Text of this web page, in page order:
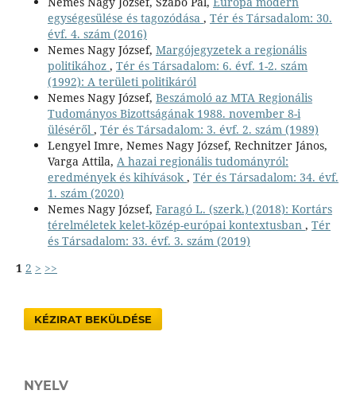
egységesülése és tagozódása , Tér és Társadalom: 30.
évf. 4. szám (2016)
Nemes Nagy József, Margójegyzetek a regionális
politikához , Tér és Társadalom: 6. évf. 1-2. szám
(1992): A területi politikáról
Nemes Nagy József, Beszámoló az MTA Regionális
Tudományos Bizottságának 1988. november 8-i
üléséről , Tér és Társadalom: 3. évf. 2. szám (1989)
Lengyel Imre, Nemes Nagy József, Rechnitzer János,
Varga Attila, A hazai regionális tudományról:
eredmények és kihívások , Tér és Társadalom: 34. évf.
1. szám (2020)
Nemes Nagy József, Faragó L. (szerk.) (2018): Kortárs
térelméletek kelet-közép-európai kontextusban , Tér
és Társadalom: 33. évf. 3. szám (2019)
1 2 > >>
KÉZIRAT BEKÜLDÉSE
NYELV